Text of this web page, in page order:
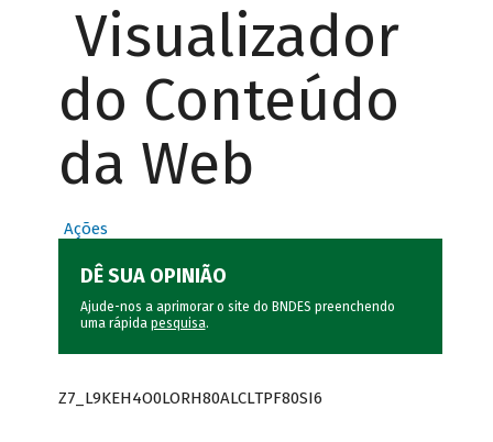
Visualizador
do Conteúdo
da Web
Ações
DÊ SUA OPINIÃO
Ajude-nos a aprimorar o site do BNDES preenchendo
uma rápida pesquisa.
Z7_L9KEH4O0LORH80ALCLTPF80SI6